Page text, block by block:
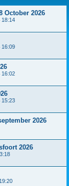
October 2026
18:14
16:09
16:02
15:23
2026
2026